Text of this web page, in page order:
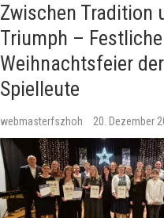
Zwischen Tradition
Triumph – Festliche
Weihnachtsfeier der
Spielleute
webmasterfszhoh 20. Dezember